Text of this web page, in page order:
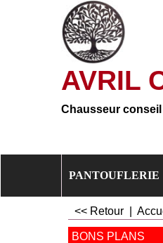
AVRIL
Chausseur
PANTOUFLERIE
<< Retour
BONS PLANS